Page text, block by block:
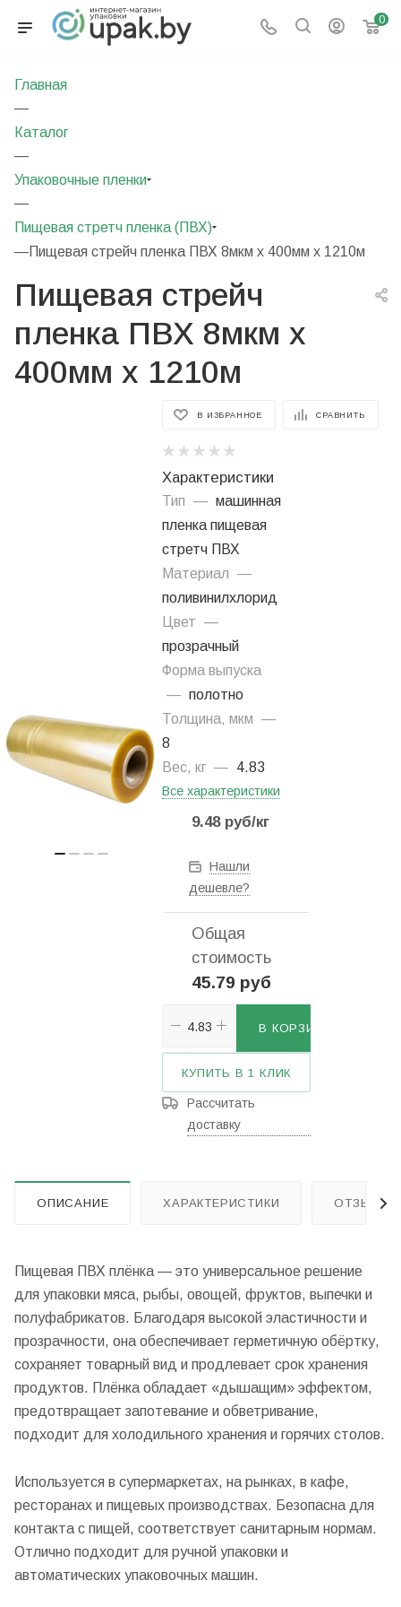
0
Главная
—
Каталог
—
Упаковочные пленки
—
Пищевая стретч пленка (ПВХ)
—Пищевая стрейч пленка ПВХ 8мкм х 400мм х 1210м
Пищевая стрейч
пленка ПВХ 8мкм х
400мм х 1210м
В ИЗБРАННОЕ СРАВНИТЬ
Характеристики
Тип — машинная
пленка пищевая
стретч ПВХ
Материал
—
поливинилхлорид
Цвет
—
прозрачный
Форма выпуска
— полотно
Толщина, мкм
—
8
Вес, кг — 4.83
Все характеристики
9.48руб/кг
Нашли
дешевле?
Общая
стоимость
45.79 руб
В КОРЗИНУ
КУПИТЬ В 1 КЛИК
Рассчитать
доставку
ОПИСАНИЕ ХАРАКТЕРИСТИКИ ОТЗЫВЫ
Пищевая ПВХ плёнка — это универсальное решение
для упаковки мяса, рыбы, овощей, фруктов, выпечки и
полуфабрикатов. Благодаря высокой эластичности и
прозрачности, она обеспечивает герметичную обёртку,
сохраняет товарный вид и продлевает срок хранения
продуктов. Плёнка обладает «дышащим» эффектом,
предотвращает запотевание и обветривание,
подходит для холодильного хранения и горячих столов.
Используется в супермаркетах, на рынках, в кафе,
ресторанах и пищевых производствах. Безопасна для
контакта с пищей, соответствует санитарным нормам.
Отлично подходит для ручной упаковки и
автоматических упаковочных машин.